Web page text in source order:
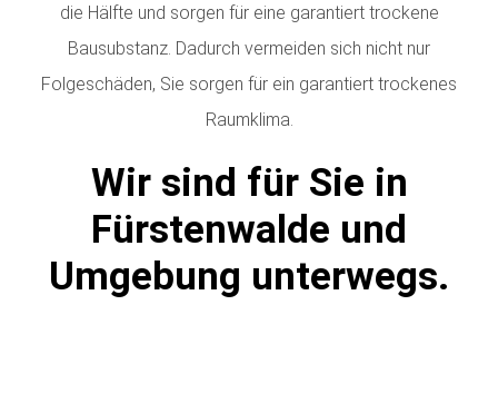
die Hälfte und sorgen für eine garantiert trockene
Bausubstanz. Dadurch vermeiden sich nicht nur
Folgeschäden, Sie sorgen für ein garantiert trockenes
Raumklima.
Wir sind für Sie in
Fürstenwalde und
Umgebung unterwegs.